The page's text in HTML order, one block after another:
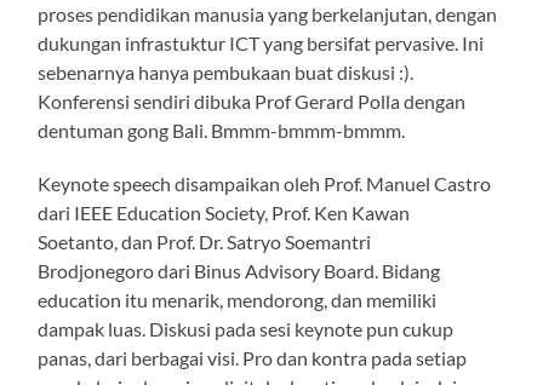
proses pendidikan manusia yang berkelanjutan, dengan
dukungan infrastuktur ICT yang bersifat pervasive. Ini
sebenarnya hanya pembukaan buat diskusi :).
Konferensi sendiri dibuka Prof Gerard Polla dengan
dentuman gong Bali. Bmmm-bmmm-bmmm.
Keynote speech disampaikan oleh Prof. Manuel Castro
dari IEEE Education Society, Prof. Ken Kawan
Soetanto, dan Prof. Dr. Satryo Soemantri
Brodjonegoro dari Binus Advisory Board. Bidang
education itu menarik, mendorong, dan memiliki
dampak luas. Diskusi pada sesi keynote pun cukup
panas, dari berbagai visi. Pro dan kontra pada setiap